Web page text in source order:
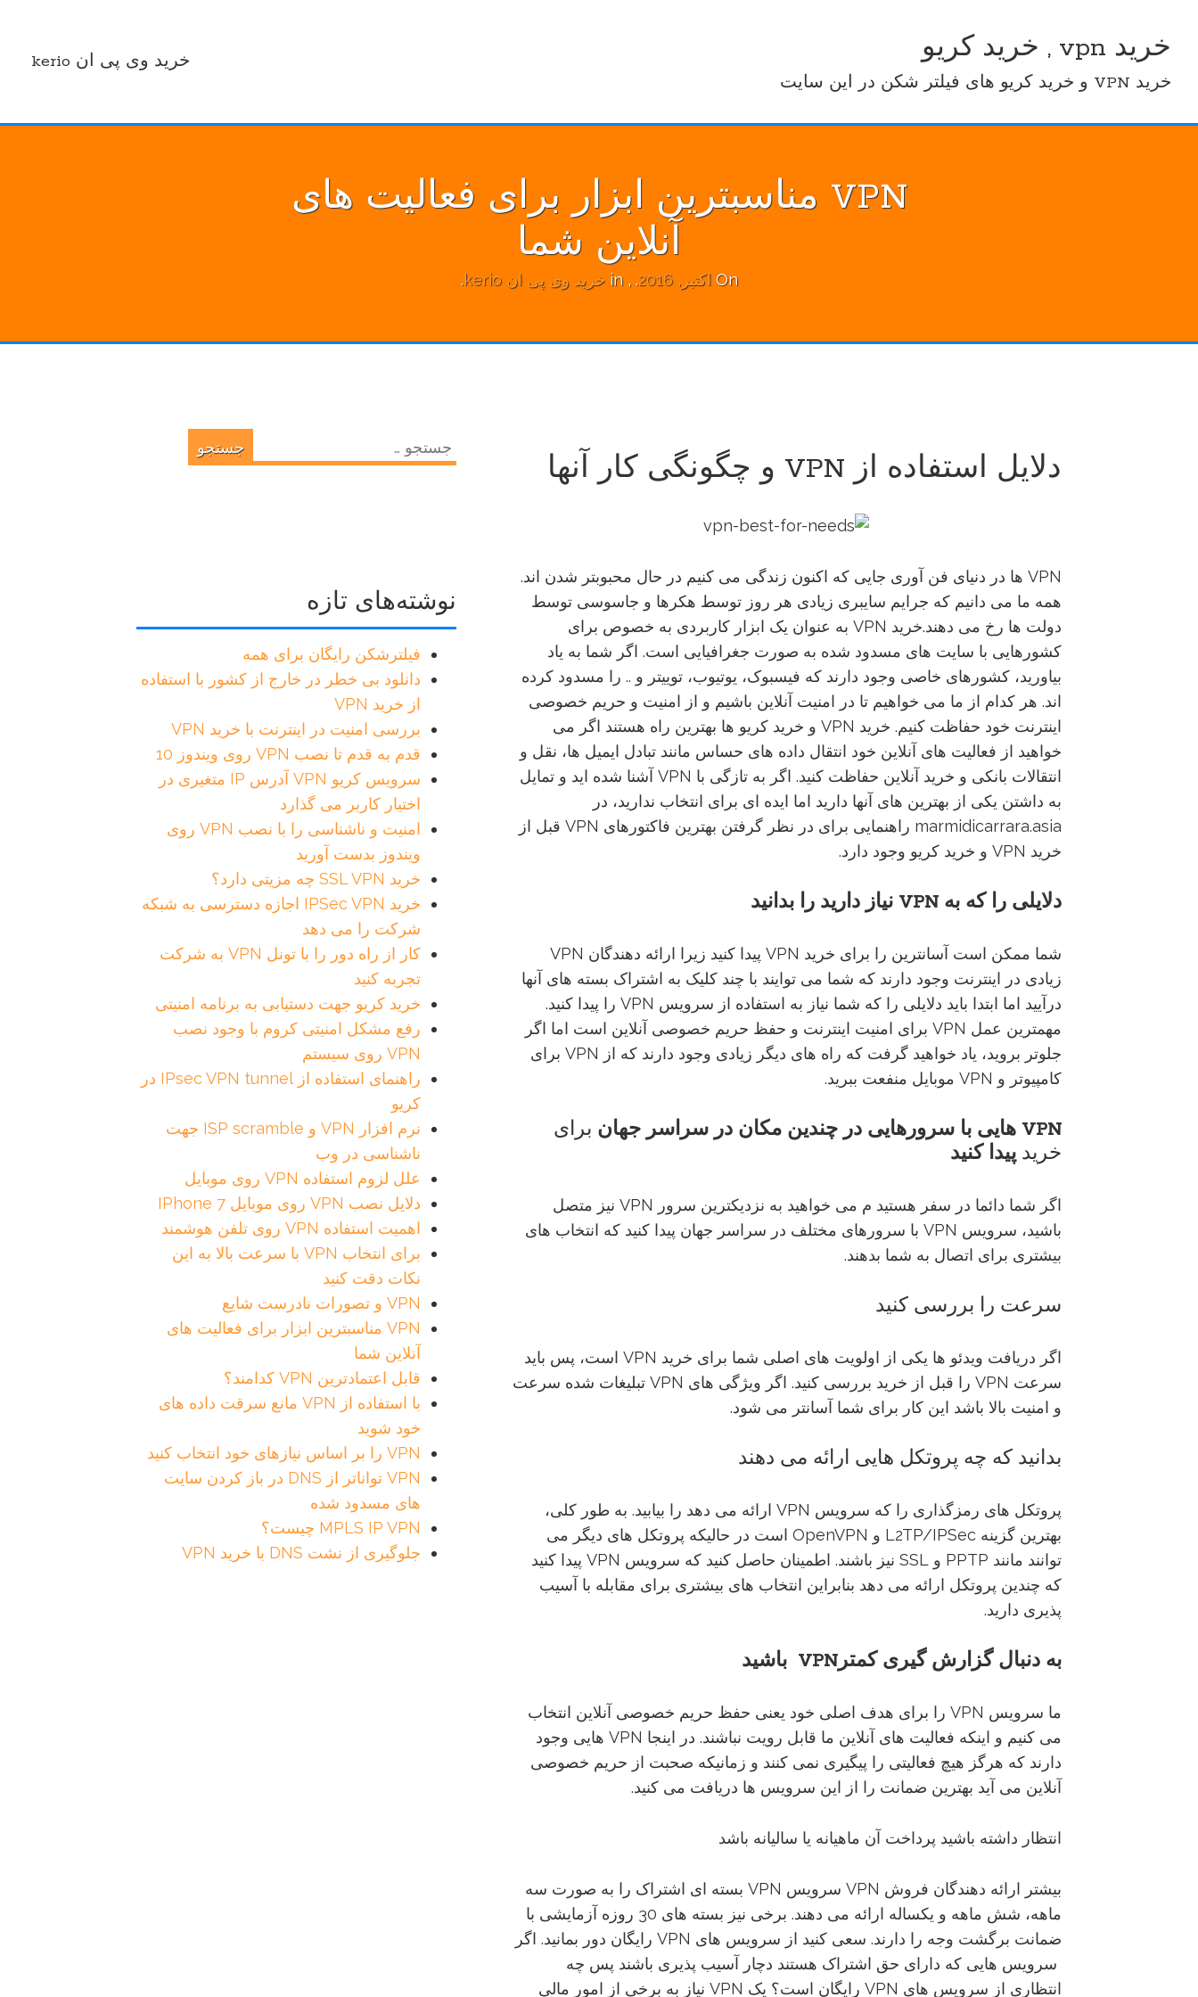
content
خرید vpn , خرید کریو
خرید VPN و خرید کریو های فیلتر شکن در این سایت
خرید وی پی ان kerio
VPN مناسبترین ابزار برای فعالیت های
آنلاین شما
On اکتبر, 2016 .
, in خرید وی پی ان kerio .
دلایل استفاده از VPN و چگونگی کار آنها
VPN ها در دنیای فن آوری جایی که اکنون زندگی می کنیم در حال محبوبتر شدن اند.
همه ما می دانیم که جرایم سایبری زیادی هر روز توسط هکرها و جاسوسی توسط
دولت ها رخ می دهند.خرید VPN به عنوان یک ابزار کاربردی به خصوص برای
کشورهایی با سایت های مسدود شده به صورت جغرافیایی است. اگر شما به یاد
بیاورید، کشورهای خاصی وجود دارند که فیسبوک، یوتیوب، توییتر و .. را مسدود کرده
اند. هر کدام از ما می خواهیم تا در امنیت آنلاین باشیم و از امنیت و حریم خصوصی
اینترنت خود حفاظت کنیم. خرید VPN و خرید کریو ها بهترین راه هستند اگر می
خواهید از فعالیت های آنلاین خود انتقال داده های حساس مانند تبادل ایمیل ها، نقل و
انتقالات بانکی و خرید آنلاین حفاظت کنید. اگر به تازگی با VPN آشنا شده اید و تمایل
به داشتن یکی از بهترین های آنها دارید اما ایده ای برای انتخاب ندارید، در
marmidicarrara.asia راهنمایی برای در نظر گرفتن بهترین فاکتورهای VPN قبل از
خرید VPN و خرید کریو وجود دارد.
دلایلی را که به VPN نیاز دارید را بدانید
شما ممکن است آسانترین را برای خرید VPN پیدا کنید زیرا ارائه دهندگان VPN
زیادی در اینترنت وجود دارند که شما می توایند با چند کلیک به اشتراک بسته های آنها
درآیید اما ابتدا باید دلایلی را که شما نیاز به استفاده از سرویس VPN را پیدا کنید.
مهمترین عمل VPN برای امنیت اینترنت و حفظ حریم خصوصی آنلاین است اما اگر
جلوتر بروید، یاد خواهید گرفت که راه های دیگر زیادی وجود دارند که از VPN برای
کامپیوتر و VPN موبایل منفعت ببرید.
VPN هایی با سرورهایی در چندین مکان در سراسر جهان برای
خریدپیدا کنید
اگر شما دائما در سفر هستید م می خواهید به نزدیکترین سرور VPN نیز متصل
باشید، سرویس VPN با سرورهای مختلف در سراسر جهان پیدا کنید که انتخاب های
بیشتری برای اتصال به شما بدهند.
سرعت را بررسی کنید
اگر دریافت ویدئو ها یکی از اولویت های اصلی شما برای خرید VPN است، پس باید
سرعت VPN را قبل از خرید بررسی کنید. اگر ویژگی های VPN تبلیغات شده سرعت
و امنیت بالا باشد این کار برای شما آسانتر می شود.
بدانید که چه پروتکل هایی ارائه می دهند
پروتکل های رمزگذاری را که سرویس VPN ارائه می دهد را بیابید. به طور کلی،
بهترین گزینه L2TP/IPSec و OpenVPN است در حالیکه پروتکل های دیگر می
توانند مانند PPTP و SSL نیز باشند. اطمینان حاصل کنید که سرویس VPN پیدا کنید
که چندین پروتکل ارائه می دهد بنابراین انتخاب های بیشتری برای مقابله با آسیب
پذیری دارید.
به دنبال گزارش گیری کمتر VPN باشید
ما سرویس VPN را برای هدف اصلی خود یعنی حفظ حریم خصوصی آنلاین انتخاب
می کنیم و اینکه فعالیت های آنلاین ما قابل رویت نباشند. در اینجا VPN هایی وجود
دارند که هرگز هیچ فعالیتی را پیگیری نمی کنند و زمانیکه صحبت از حریم خصوصی
آنلاین می آید بهترین ضمانت را از این سرویس ها دریافت می کنید.
انتظار داشته باشید پرداخت آن ماهیانه یا سالیانه باشد
بیشتر ارائه دهندگان فروش VPN سرویس VPN بسته ای اشتراک را به صورت سه
ماهه، شش ماهه و یکساله ارائه می دهند. برخی نیز بسته های 30 روزه آزمایشی با
ضمانت برگشت وجه را دارند. سعی کنید از سرویس های VPN رایگان دور بمانید. اگر
سرویس هایی که دارای حق اشتراک هستند دچار آسیب پذیری باشند پس چه
انتظاری از سرویس های VPN رایگان است؟ یک VPN نیاز به برخی از امور مالی
برای:
نوشته‌های تازه
فیلترشکن رایگان برای همه
دانلود بی خطر در خارج از کشور با استفاده
از خرید VPN
بررسی امنیت در اینترنت با خرید VPN
قدم به قدم تا نصب VPN روی ویندوز 10
سرویس کریو VPN آدرس IP متغیری در
اختیار کاربر می گذارد
امنیت و ناشناسی را با نصب VPN روی
ویندوز بدست آورید
خرید SSL VPN چه مزیتی دارد؟
خرید IPSec VPN اجازه دسترسی به شبکه
شرکت را می دهد
کار از راه دور را با تونل VPN به شرکت
تجربه کنید
خرید کریو جهت دستیابی به برنامه امنیتی
رفع مشکل امنیتی کروم با وجود نصب
VPN روی سیستم
راهنمای استفاده از IPsec VPN tunnel در
کریو
نرم افزار VPN و ISP scramble جهت
ناشناسی در وب
علل لزوم استفاده VPN روی موبایل
دلایل نصب VPN روی موبایل IPhone 7
اهمیت استفاده VPN روی تلفن هوشمند
برای انتخاب VPN با سرعت بالا به این
نکات دقت کنید
VPN و تصورات نادرست شایع
VPN مناسبترین ابزار برای فعالیت های
آنلاین شما
قابل اعتمادترین VPN کدامند؟
با استفاده از VPN مانع سرقت داده های
خود شوید
VPN را بر اساس نیازهای خود انتخاب کنید
VPN تواناتر از DNS در باز کردن سایت
های مسدود شده
MPLS IP VPN چیست؟
جلوگیری از نشت DNS با خرید VPN